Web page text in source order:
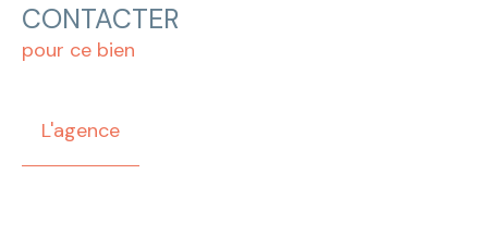
CONTACTER
pour ce bien
L'agence